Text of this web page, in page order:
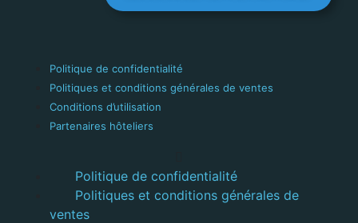
Politique de confidentialité
Politiques et conditions générales de ventes
Conditions d’utilisation
Partenaires hôteliers
Politique de confidentialité
Politiques et conditions générales de
ventes